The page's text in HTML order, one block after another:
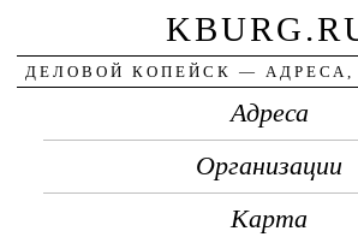
ДЕЛОВОЙ КОПЕЙСК — АДРЕСА,
Адреса
Организации
Карта